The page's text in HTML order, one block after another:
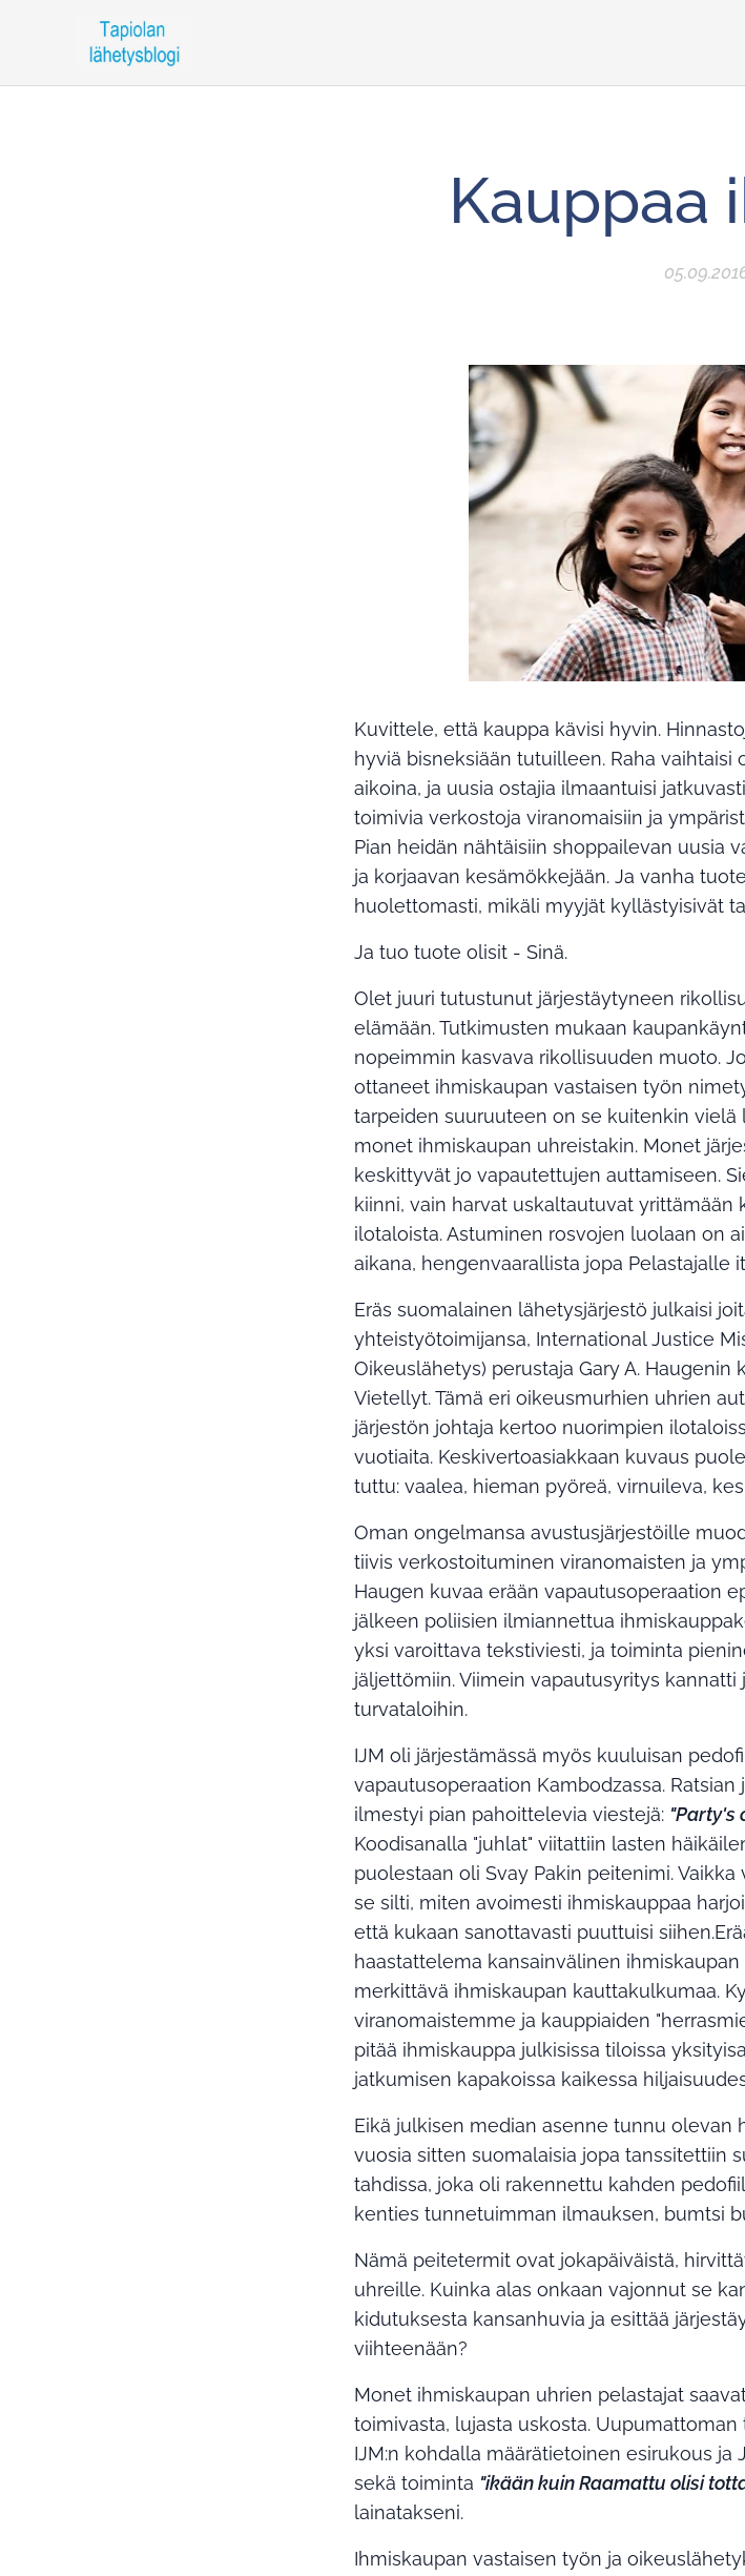
Kauppaa
Kuvittele, että kauppa kävisi hyvin.
hyviä bisneksiään tutuilleen. Raha
aikoina, ja uusia ostajia ilmaantuisi
toimivia verkostoja viranomaisiin ja
Pian heidän nähtäisiin shoppailevan uusia
ja korjaavan kesämökkejään. Ja vanha
huolettomasti, mikäli myyjät kyllästyisivät
Ja tuo tuote olisit - Sinä.
Olet juuri tutustunut järjestäytyneen
elämään. Tutkimusten mukaan
nopeimmin kasvava rikollisuuden muoto.
ottaneet ihmiskaupan vastaisen työn
tarpeiden suuruuteen on se kuitenkin vielä
monet ihmiskaupan uhreistakin. Monet
keskittyvät jo vapautettujen auttamiseen.
kiinni, vain harvat uskaltautuvat yrittämään
ilotaloista. Astuminen rosvojen luolaan on
aikana, hengenvaarallista jopa Pelastajalle
Eräs suomalainen lähetysjärjestö julkaisi
yhteistyötoimijansa, International Justice
Oikeuslähetys) perustaja Gary A. Haugenin
Vietellyt. Tämä eri oikeusmurhien uhrien
järjestön johtaja kertoo nuorimpien
vuotiaita. Keskivertoasiakkaan kuvaus
tuttu: vaalea, hieman pyöreä, virnuileva,
Oman ongelmansa avustusjärjestöille
tiivis verkostoituminen viranomaisten ja
Haugen kuvaa erään vapautusoperaation
jälkeen poliisien ilmiannettua
yksi varoittava tekstiviesti, ja toiminta
jäljettömiin. Viimein vapautusyritys
turvataloihin.
IJM oli järjestämässä myös kuuluisan
vapautusoperaation Kambodzassa.
ilmestyi pian pahoittelevia viestejä: "Party's
Koodisanalla "juhlat" viitattiin lasten
puolestaan oli Svay Pakin peitenimi.
se silti, miten avoimesti ihmiskauppaa
että kukaan sanottavasti puuttuisi
haastattelema kansainvälinen
merkittävä ihmiskaupan kauttakulkumaa.
viranomaistemme ja kauppiaiden
pitää ihmiskauppa julkisissa tiloissa
jatkumisen kapakoissa kaikessa
Eikä julkisen median asenne tunnu olevan
vuosia sitten suomalaisia jopa tanssitettiin
tahdissa, joka oli rakennettu kahden
kenties tunnetuimman ilmauksen, bumtsi
Nämä peitetermit ovat jokapäiväistä,
uhreille. Kuinka alas onkaan vajonnut se
kidutuksesta kansanhuvia ja esittää
viihteenään?
Monet ihmiskaupan uhrien pelastajat
toimivasta, lujasta uskosta.
IJM:n kohdalla määrätietoinen esirukous
sekä toiminta "ikään kuin Raamattu olisi
lainatakseni.
Ihmiskaupan vastaisen työn ja